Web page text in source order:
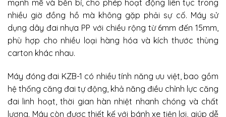
mạnh mẽ và bền bỉ, cho phép hoạt động liên tục trong
nhiều giờ đồng hồ mà không gặp phải sự cố. Máy sử
dụng dây đai nhựa PP với chiều rộng từ 6mm đến 15mm,
phù hợp cho nhiều loại hàng hóa và kích thước thùng
carton khác nhau.
Máy đóng đai KZB-1 có nhiều tính năng ưu việt, bao gồm
hệ thống căng đai tự động, khả năng điều chỉnh lực căng
đai linh hoạt, thời gian hàn nhiệt nhanh chóng và chất
lượng. Máy còn được thiết kế với bánh xe tiện lợi, giúp dễ